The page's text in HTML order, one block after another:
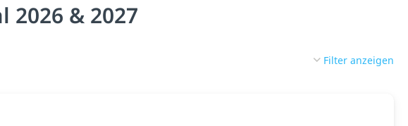
& 2027
Filter anzeigen